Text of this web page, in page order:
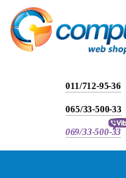
011/712-95-36
065/33-500-33
069/33-500-33